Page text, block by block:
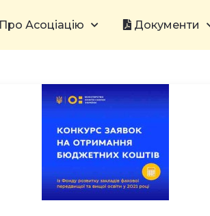
Про Асоціацію Документи